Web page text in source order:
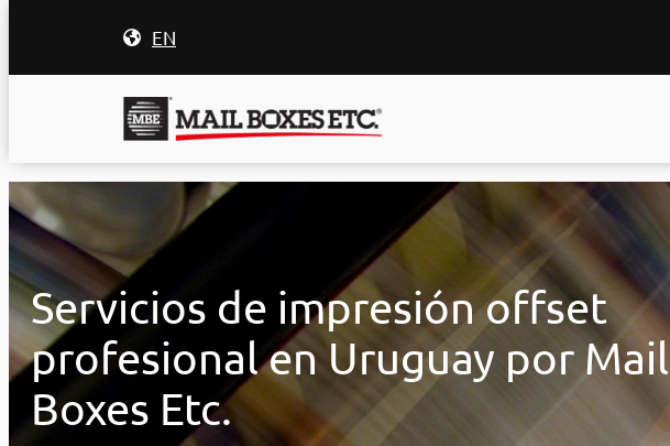
Saltar
al
contenido
EN
Servicios de impresión offset
profesional en Uruguay por Mail
Boxes Etc.